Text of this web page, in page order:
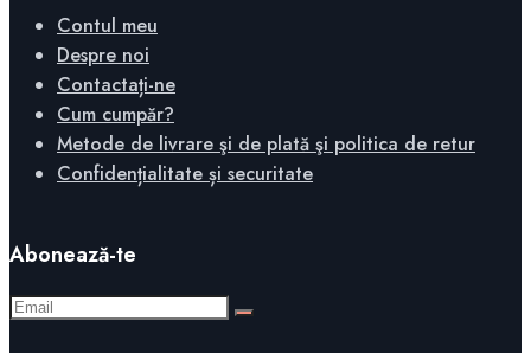
Contul meu
Despre noi
Contactați-ne
Cum cumpăr?
Metode de livrare şi de plată şi politica de retur
Confidențialitate și securitate
Abonează-te